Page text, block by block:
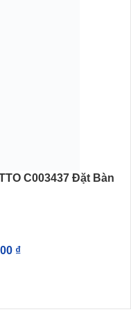
C003437 Đặt Bàn
₫